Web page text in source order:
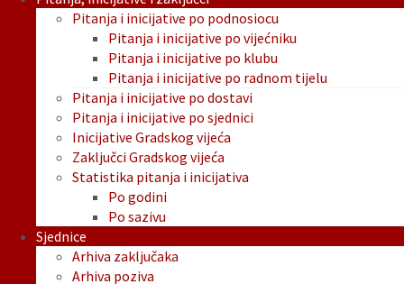
Pitanja i inicijative po podnosiocu
Pitanja i inicijative po vijećniku
Pitanja i inicijative po klubu
Pitanja i inicijative po radnom tijelu
Pitanja i inicijative po dostavi
Pitanja i inicijative po sjednici
Inicijative Gradskog vijeća
Zaključci Gradskog vijeća
Statistika pitanja i inicijativa
Po godini
Po sazivu
Sjednice
Arhiva zaključaka
Arhiva poziva